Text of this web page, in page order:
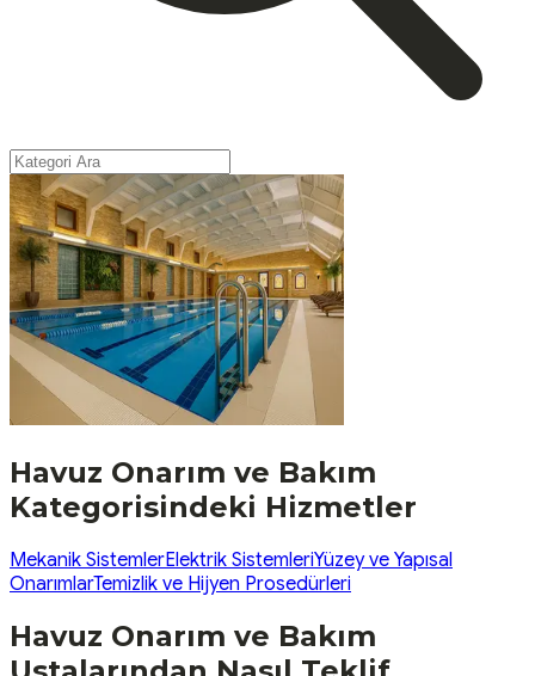
Havuz Onarım ve Bakım
Kategorisindeki Hizmetler
Mekanik SistemlerElektrik SistemleriYüzey ve Yapısal
OnarımlarTemizlik ve Hijyen Prosedürleri
Havuz Onarım ve Bakım